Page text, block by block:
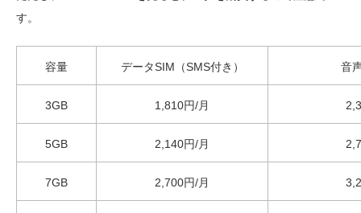
す。
容量 データSIM（SMS付き） 音
3GB 1,810円/月
5GB 2,140円/月
7GB 2,700円/月